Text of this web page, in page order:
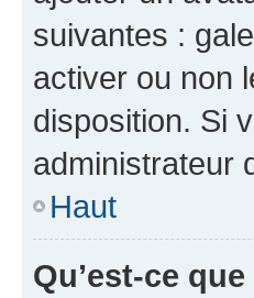
suivantes :
activer ou non
disposition. Si
administrateur
Haut
Qu’est-ce